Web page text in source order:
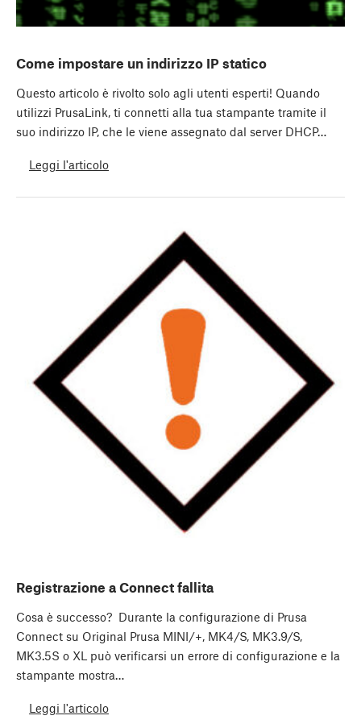
Come impostare un indirizzo IP statico
Questo articolo è rivolto solo agli utenti esperti! Quando
utilizzi PrusaLink, ti connetti alla tua stampante tramite il
suo indirizzo IP, che le viene assegnato dal server DHCP…
Leggi l'articolo
Registrazione a Connect fallita
Cosa è successo? Durante la configurazione di Prusa
Connect su Original Prusa MINI/+, MK4/S, MK3.9/S,
MK3.5S o XL può verificarsi un errore di configurazione e la
stampante mostra…
Leggi l'articolo